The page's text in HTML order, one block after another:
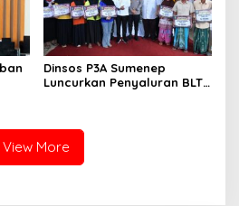
Dinsos P3A Sumenep
Luncurkan Penyaluran BLT
View More